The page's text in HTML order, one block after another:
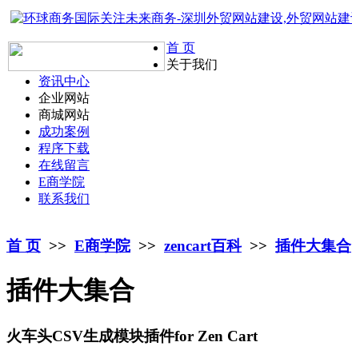
首 页
关于我们
资讯中心
企业网站
商城网站
成功案例
程序下载
在线留言
E商学院
联系我们
首 页 >> E商学院>> zencart百科>> 插件大集合
插件大集合
火车头CSV生成模块插件for Zen Cart